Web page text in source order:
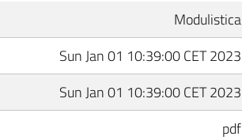
Modulistica
Sun Jan 01 10:39:00 CET 2023
Sun Jan 01 10:39:00 CET 2023
pdf